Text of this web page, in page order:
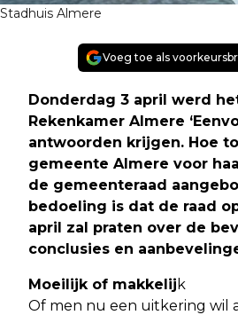
Stadhuis Almere
Voeg toe als
Donderdag 3 april werd
Rekenkamer Almere
antwoorden krijgen. Hoe
gemeente Almere voor
de gemeenteraad
bedoeling is dat de raad
april zal praten over de
conclusies en
Moeilijk of makkelij k
Of men nu een uitkering wil